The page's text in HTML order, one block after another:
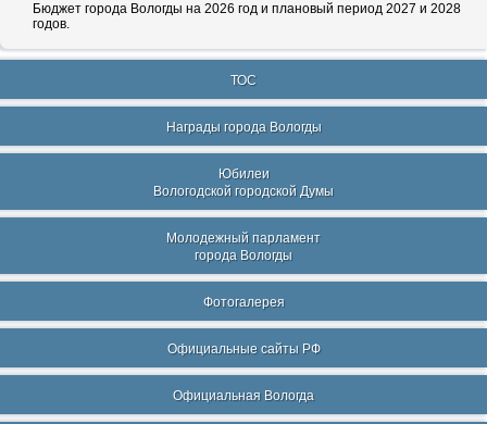
Бюджет города Вологды на 2026 год и плановый период 2027 и 2028
годов.
ТОС
Награды города Вологды
Юбилеи
Вологодской городской Думы
Молодежный парламент
города Вологды
Фотогалерея
Официальные сайты РФ
Официальная Вологда